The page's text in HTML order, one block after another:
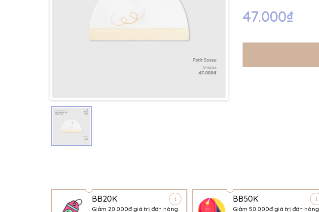
47.000₫
BB20K
Giảm 20.000đ giá trị đơn hàng
BB50K
Giảm 50.000đ giá trị đơn hàng
Ngày hết hạn: